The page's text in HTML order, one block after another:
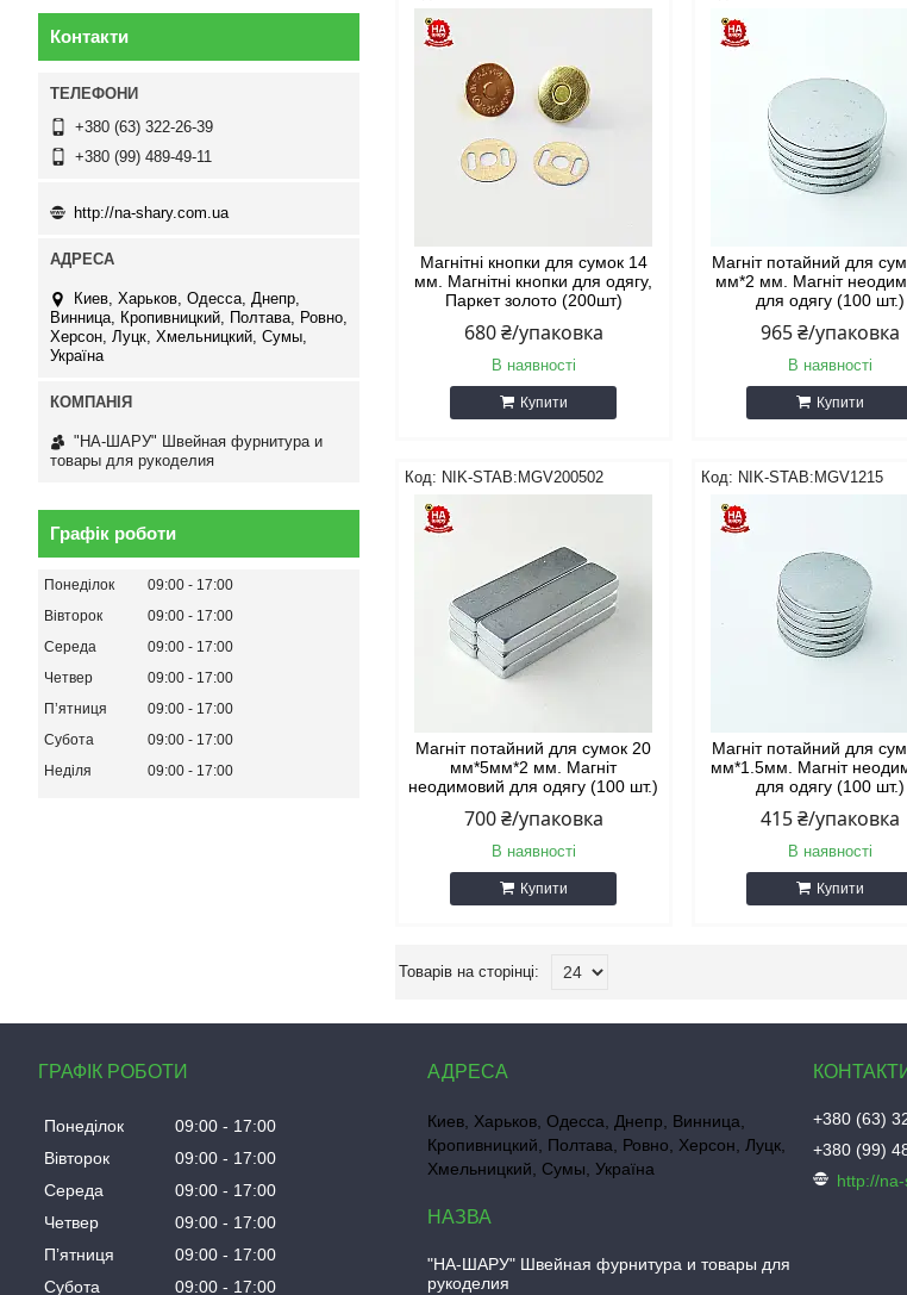
Магнітні кнопки для сумок 14
мм. Магнітні кнопки для одягу,
Паркет золото (200шт)
680 ₴/упаковка
В наявності
Купити
Магніт потайний для
мм*2 мм. Магніт
для одягу (100 шт.)
965 ₴/упаковка
В наявності
Купити
NIK-STAB:MGV200502
Магніт потайний для сумок 20
мм*5мм*2 мм. Магніт
неодимовий для одягу (100 шт.)
700 ₴/упаковка
В наявності
Купити
NIK-STAB:MGV1215
Магніт потайний для
мм*1.5мм. Магніт
для одягу (100 шт.)
415 ₴/упаковка
В наявності
Купити
Контакти
+380 (63) 322-26-39
+380 (99) 489-49-11
http://na-shary.com.ua
Киев, Харьков, Одесса, Днепр,
Винница, Кропивницкий, Полтава, Ровно,
Херсон, Луцк, Хмельницкий, Сумы,
Україна
"НА-ШАРУ" Швейная фурнитура и
товары для рукоделия
Графік роботи
Понеділок 09:00
17:00
Вівторок
09:00
17:00
Середа
09:00
17:00
Четвер
09:00
17:00
Пʼятниця
09:00
17:00
Субота
09:00
17:00
Неділя
09:00 17:00
ГРАФІК РОБОТИ
Понеділок 09:00
17:00
Вівторок
09:00
17:00
Середа
09:00
17:00
Четвер
09:00
17:00
Пʼятниця
09:00
17:00
Субота
09:00 17:00
Киев, Харьков, Одесса, Днепр, Винница,
Кропивницкий, Полтава, Ровно, Херсон, Луцк,
Хмельницкий, Сумы, Україна
"НА-ШАРУ" Швейная фурнитура и товары для
рукоделия
+380 (63)
+380 (99)
http://